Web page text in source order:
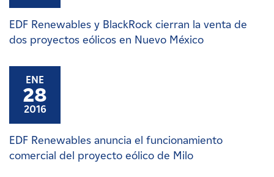
EDF Renewables y BlackRock cierran la venta de
dos proyectos eólicos en Nuevo México
ENE
28
2016
EDF Renewables anuncia el funcionamiento
comercial del proyecto eólico de Milo